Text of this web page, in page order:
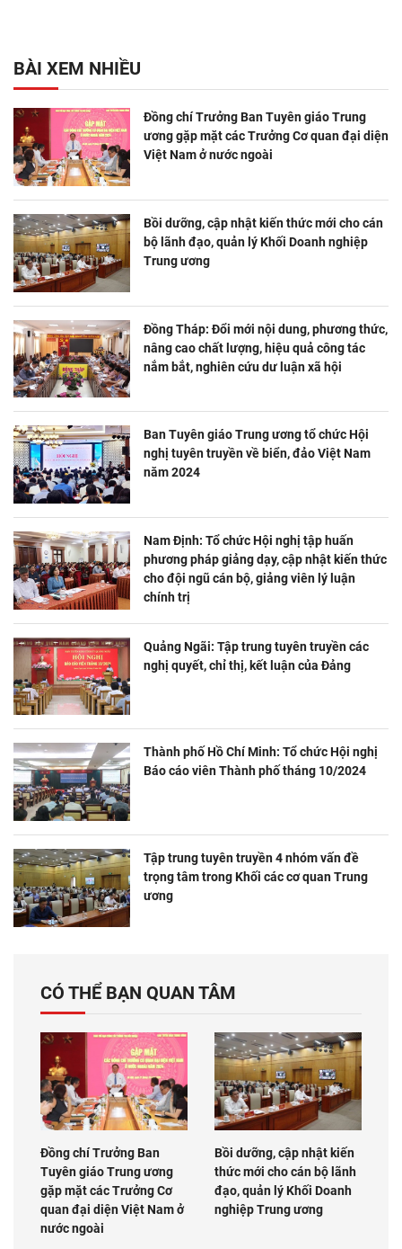
BÀI XEM NHIỀU
Đồng chí Trưởng Ban Tuyên giáo Trung
ương gặp mặt các Trưởng Cơ quan đại diện
Việt Nam ở nước ngoài
Bồi dưỡng, cập nhật kiến thức mới cho cán
bộ lãnh đạo, quản lý Khối Doanh nghiệp
Trung ương
Đồng Tháp: Đổi mới nội dung, phương thức,
nâng cao chất lượng, hiệu quả công tác
nắm bắt, nghiên cứu dư luận xã hội
Ban Tuyên giáo Trung ương tổ chức Hội
nghị tuyên truyền về biển, đảo Việt Nam
năm 2024
Nam Định: Tổ chức Hội nghị tập huấn
phương pháp giảng dạy, cập nhật kiến thức
cho đội ngũ cán bộ, giảng viên lý luận
chính trị
Quảng Ngãi: Tập trung tuyên truyền các
nghị quyết, chỉ thị, kết luận của Đảng
Thành phố Hồ Chí Minh: Tổ chức Hội nghị
Báo cáo viên Thành phố tháng 10/2024
Tập trung tuyên truyền 4 nhóm vấn đề
trọng tâm trong Khối các cơ quan Trung
ương
CÓ THỂ BẠN QUAN TÂM
Đồng chí Trưởng Ban
Tuyên giáo Trung ương
gặp mặt các Trưởng Cơ
quan đại diện Việt Nam ở
nước ngoài
Bồi dưỡng, cập nhật kiến
thức mới cho cán bộ lãnh
đạo, quản lý Khối Doanh
nghiệp Trung ương